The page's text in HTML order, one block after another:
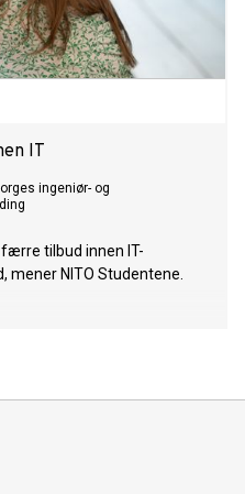
IT
ingeniør- og
tilbud innen IT-
mener NITO Studentene.